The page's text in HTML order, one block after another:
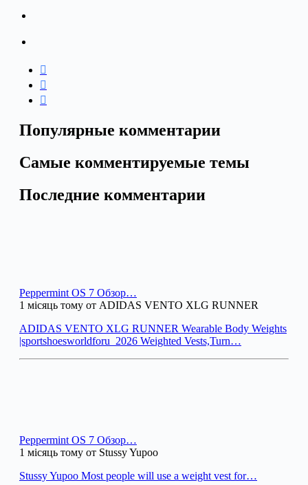
Популярные комментарии
Самые комментируемые темы
Последние комментарии
Peppermint OS 7 Обзор…
1 місяць тому от ADIDAS VENTO XLG RUNNER
ADIDAS VENTO XLG RUNNER Wearable Body Weights
|sportshoesworldforu_2026 Weighted Vests,Turn…
Peppermint OS 7 Обзор…
1 місяць тому от Stussy Yupoo
Stussy Yupoo Most people will use a weight vest for…